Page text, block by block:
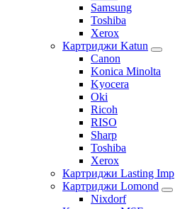
Samsung
Toshiba
Xerox
Картриджи Katun
Canon
Konica Minolta
Kyocera
Oki
Ricoh
RISO
Sharp
Toshiba
Xerox
Картриджи Lasting Imp
Картриджи Lomond
Nixdorf